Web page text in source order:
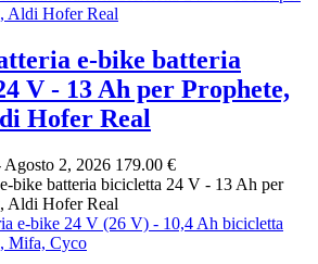
e-bike batteria
V - 13 Ah per Prophete,
Hofer Real
Agosto 2, 2026 179.00 €
bike batteria bicicletta 24 V - 13 Ah per
Aldi Hofer Real